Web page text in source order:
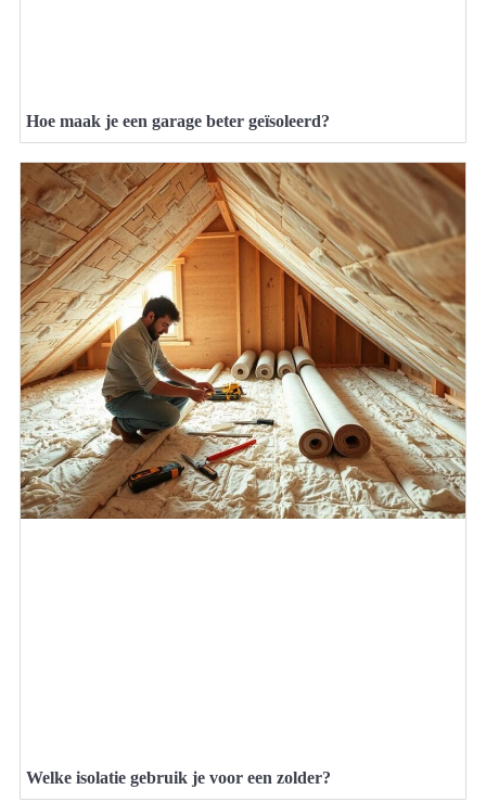
Hoe maak je een garage beter geïsoleerd?
Welke isolatie gebruik je voor een zolder?